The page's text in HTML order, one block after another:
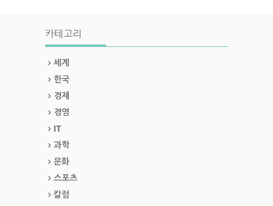
카테고리
세계
한국
경제
경영
IT
과학
문화
스포츠
칼럼